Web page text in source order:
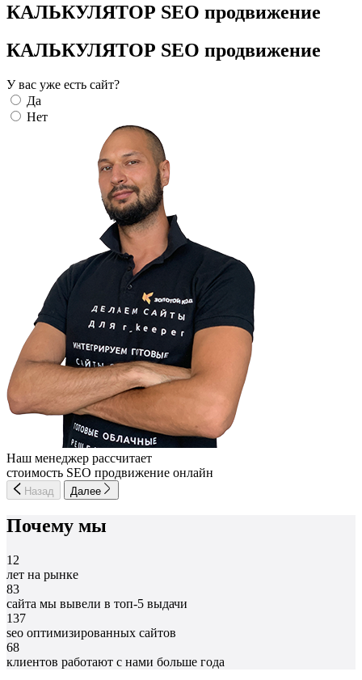
КАЛЬКУЛЯТОР SEO продвижение
КАЛЬКУЛЯТОР SEO продвижение
У вас уже есть сайт?
Да
Нет
Наш менеджер рассчитает
стоимость SEO продвижение онлайн
Назад Далее
Почему мы
12
лет на рынке
83
сайта мы вывели в топ-5 выдачи
137
seo оптимизированных сайтов
68
клиентов работают с нами больше года